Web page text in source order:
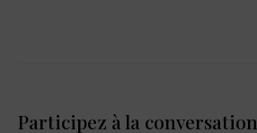
Participez à la conversation